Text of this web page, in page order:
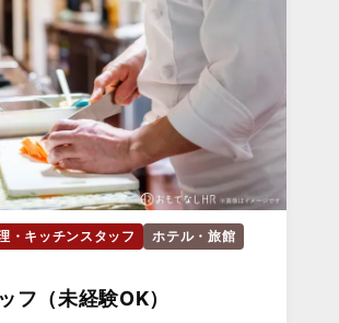
・キッチンスタッフ ホテル・旅館
フ（未経験OK）